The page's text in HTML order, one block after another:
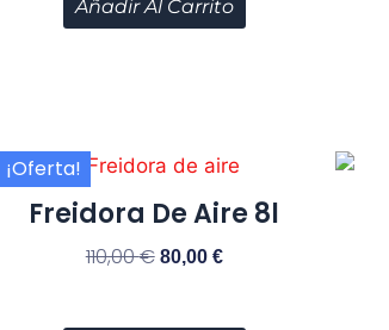
Añadir Al Carrito
¡Oferta!
Freidora De Aire 8l
110,00€ 80,00 €